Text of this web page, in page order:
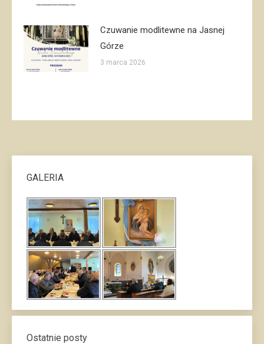
Czuwanie modlitewne na Jasnej
Górze
3 marca 2026
GALERIA
Ostatnie posty